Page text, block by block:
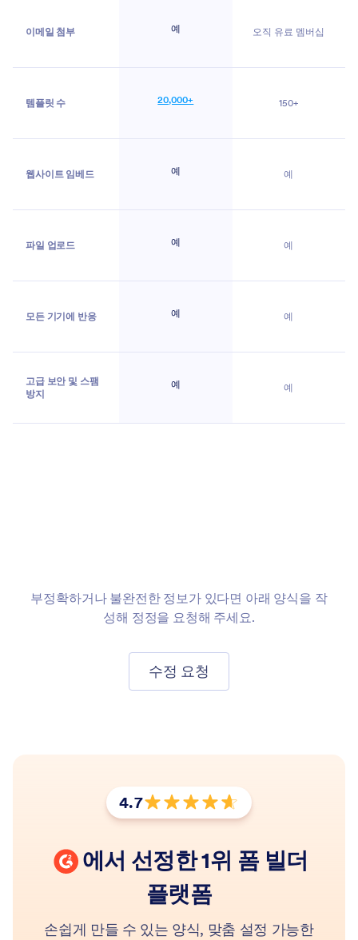
이메일 첨부 예 오직 유료 멤버십
템플릿 수 20,000+ 150+
웹사이트 임베드 예 예
파일 업로드 예 예
모든 기기에 반응 예 예
고급 보안 및 스팸
방지
예 예
부정확하거나 불완전한 정보가 있다면 아래 양식을 작
성해 정정을 요청해 주세요.
수정 요청
4.7
평점: 5점 만점에 4.7점
G2에서 선정한 1위 폼 빌더
플랫폼
손쉽게 만들 수 있는 양식, 맞춤 설정 가능한